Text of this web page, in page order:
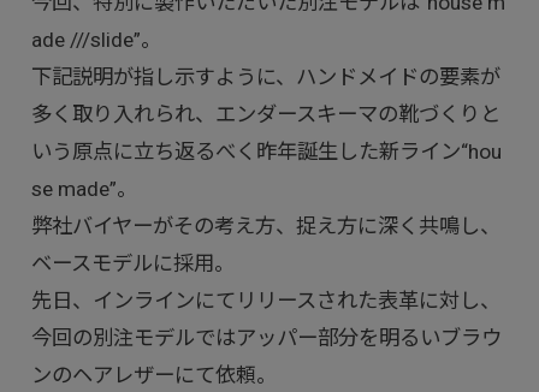
ade ///slide”。
下記説明が指し示すように、ハンドメイドの要素が
多く取り入れられ、エンダースキーマの靴づくりと
いう原点に立ち返るべく昨年誕生した新ライン“hou
se made”。
弊社バイヤーがその考え方、捉え方に深く共鳴し、
ベースモデルに採用。
先日、インラインにてリリースされた表革に対し、
今回の別注モデルではアッパー部分を明るいブラウ
ンのヘアレザーにて依頼。